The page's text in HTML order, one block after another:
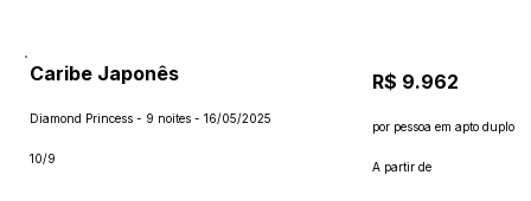
Caribe Japonês
Diamond Princess - 9 noites - 16/05/2025
10/9
A partir de
R$ 9.962
por pessoa em apto duplo